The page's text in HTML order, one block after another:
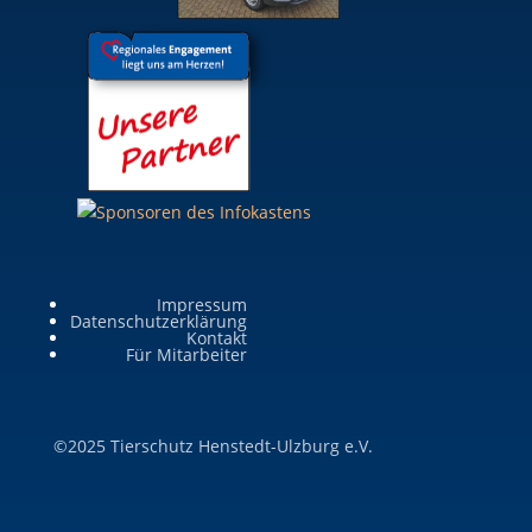
Impressum
Datenschutzerklärung
Kontakt
Für Mitarbeiter
©2025 Tierschutz Henstedt-Ulzburg e.V.